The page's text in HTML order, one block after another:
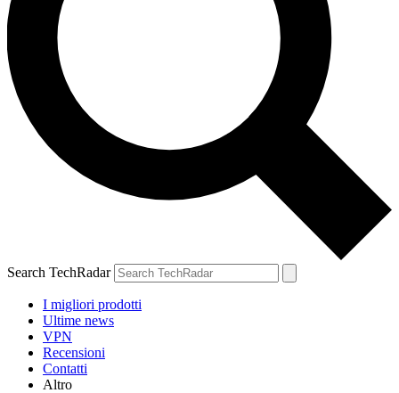
Search TechRadar
I migliori prodotti
Ultime news
VPN
Recensioni
Contatti
Altro